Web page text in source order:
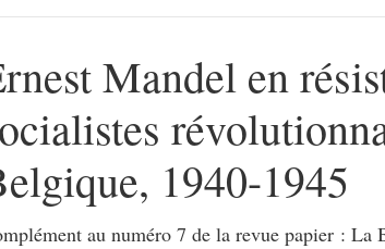
Mandel en
1940-1945
au numéro 7 de la revue papier : La